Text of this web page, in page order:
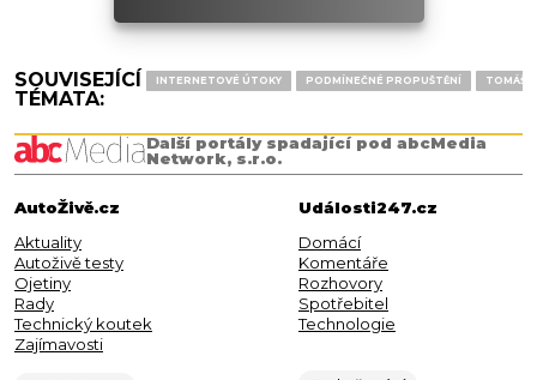
SOUVISEJÍCÍ
TÉMATA:
INTERNETOVÉ ÚTOKY PODMÍNEČNÉ PROPUŠTĚNÍ TOMÁŠ
Další portály spadající pod abcMedia
Network, s.r.o.
AutoŽivě.cz
Aktuality
Autoživě testy
Ojetiny
Rady
Technický koutek
Zajímavosti
Události247.cz
Domácí
Komentáře
Rozhovory
Spotřebitel
Technologie